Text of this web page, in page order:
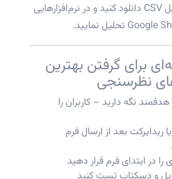
نتایج را به‌صورت فایل CSV دانلود کنید و در نرم‌افزارهایی
برای گرفتن بهترین
نظرسنجی
هدفمند نگه دارید – کاربران را
ریدایرکت بعد از ارسال فرم
در ابتدای فرم قرار دهید